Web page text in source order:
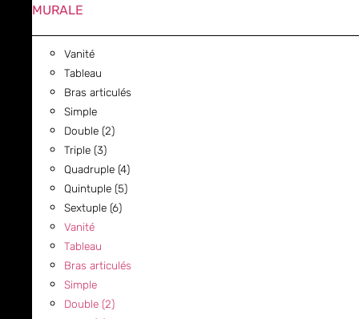
MURALE
Vanité
Tableau
Bras articulés
Simple
Double (2)
Triple (3)
Quadruple (4)
Quintuple (5)
Sextuple (6)
Vanité
Tableau
Bras articulés
Simple
Double (2)